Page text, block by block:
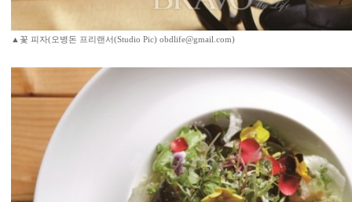
▲꽃 피자(오병돈 프리랜서(Studio Pic) obdlife@gmail.com)